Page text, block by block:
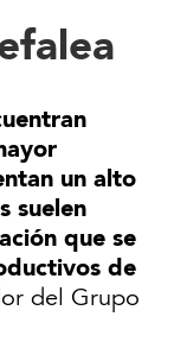
un alto
suelen
que se
de
del Grupo